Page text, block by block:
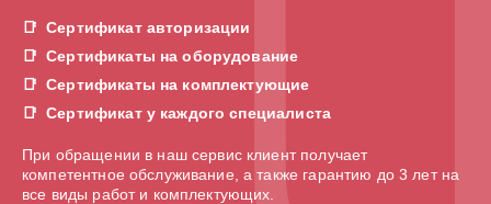
Сертификат авторизации
Сертификаты на оборудование
Сертификаты на комплектующие
Сертификат у каждого специалиста
При обращении в наш сервис клиент получает
компетентное обслуживание, а также гарантию до 3 лет на
все виды работ и комплектующих.